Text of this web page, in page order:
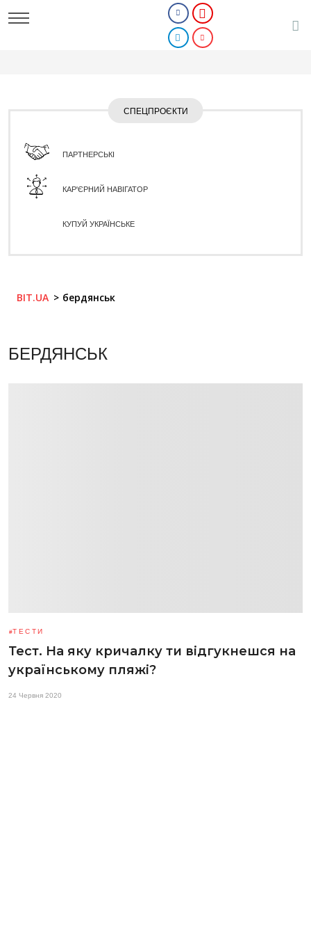
СПЕЦПРОЄКТИ
ПАРТНЕРСЬКІ
КАР'ЄРНИЙ НАВІГАТОР
КУПУЙ УКРАЇНСЬКЕ
BIT.UA бердянськ
БЕРДЯНСЬК
ТЕСТИ
Тест. На яку кричалку ти відгукнешся на
українському пляжі?
24 Червня 2020